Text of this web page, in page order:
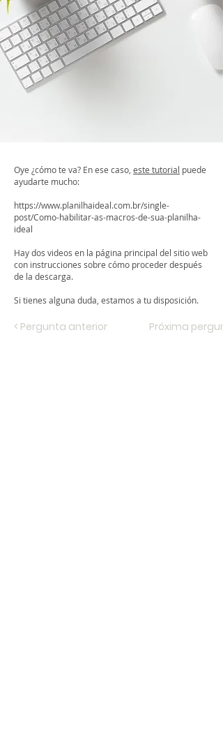
Oye ¿cómo te va? En ese caso, este tutorial puede
ayudarte mucho:
https://www.planilhaideal.com.br/single-
post/Como-habilitar-as-macros-de-sua-planilha-
ideal
Hay dos videos en la página principal del sitio web
con instrucciones sobre cómo proceder después
de la descarga.
Si tienes alguna duda, estamos a tu disposición.
< Pergunta anterior Próxima